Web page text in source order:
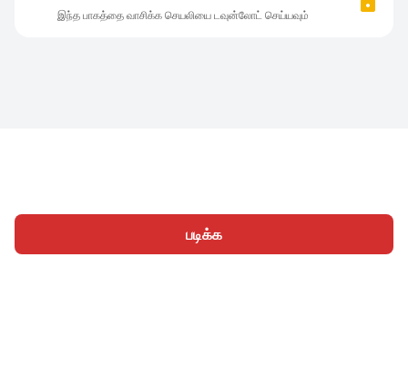
படிக்க
இந்த பாகத்தை வாசிக்க செயலியை டவுன்லோட் செய்யவும்
முகப்பு வகைகள் எழுத கட்டுரைகள் உள்நுழைக